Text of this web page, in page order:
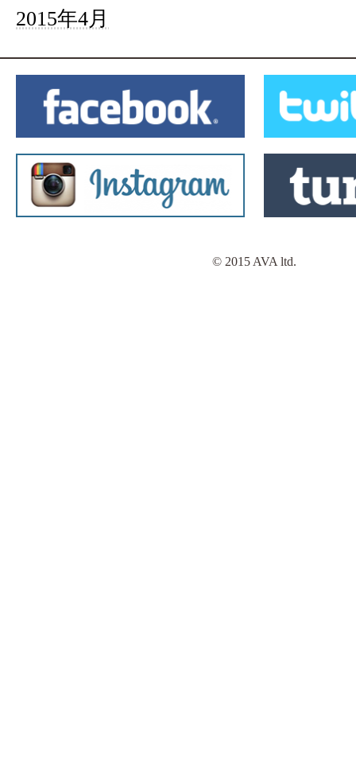
2015年4月
© 2015 AVA ltd.